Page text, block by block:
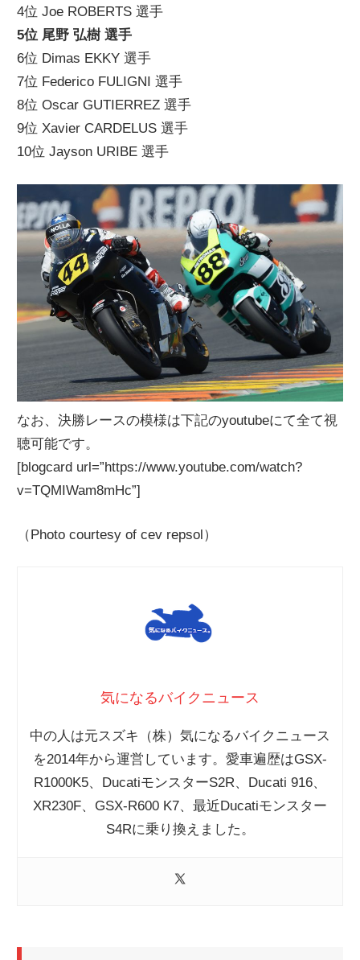
4位 Joe ROBERTS 選手
5位 尾野 弘樹 選手
6位 Dimas EKKY 選手
7位 Federico FULIGNI 選手
8位 Oscar GUTIERREZ 選手
9位 Xavier CARDELUS 選手
10位 Jayson URIBE 選手
なお、決勝レースの模様は下記のyoutubeにて全て視
聴可能です。
[blogcard url=”https://www.youtube.com/watch?
v=TQMIWam8mHc”]
（Photo courtesy of cev repsol）
気になるバイクニュース
中の人は元スズキ（株）気になるバイクニュース
を2014年から運営しています。愛車遍歴はGSX-
R1000K5、DucatiモンスターS2R、Ducati 916、
XR230F、GSX-R600 K7、最近Ducatiモンスター
S4Rに乗り換えました。